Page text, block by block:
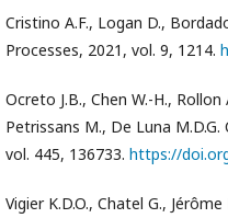
Cristino A.F., Logan D.,
Processes, 2021, vol. 9, 1214.
Ocreto J.B., Chen W.-H.,
Petrissans M., De Luna
vol. 445, 136733. https://
Vigier K.D.O., Chatel G.,